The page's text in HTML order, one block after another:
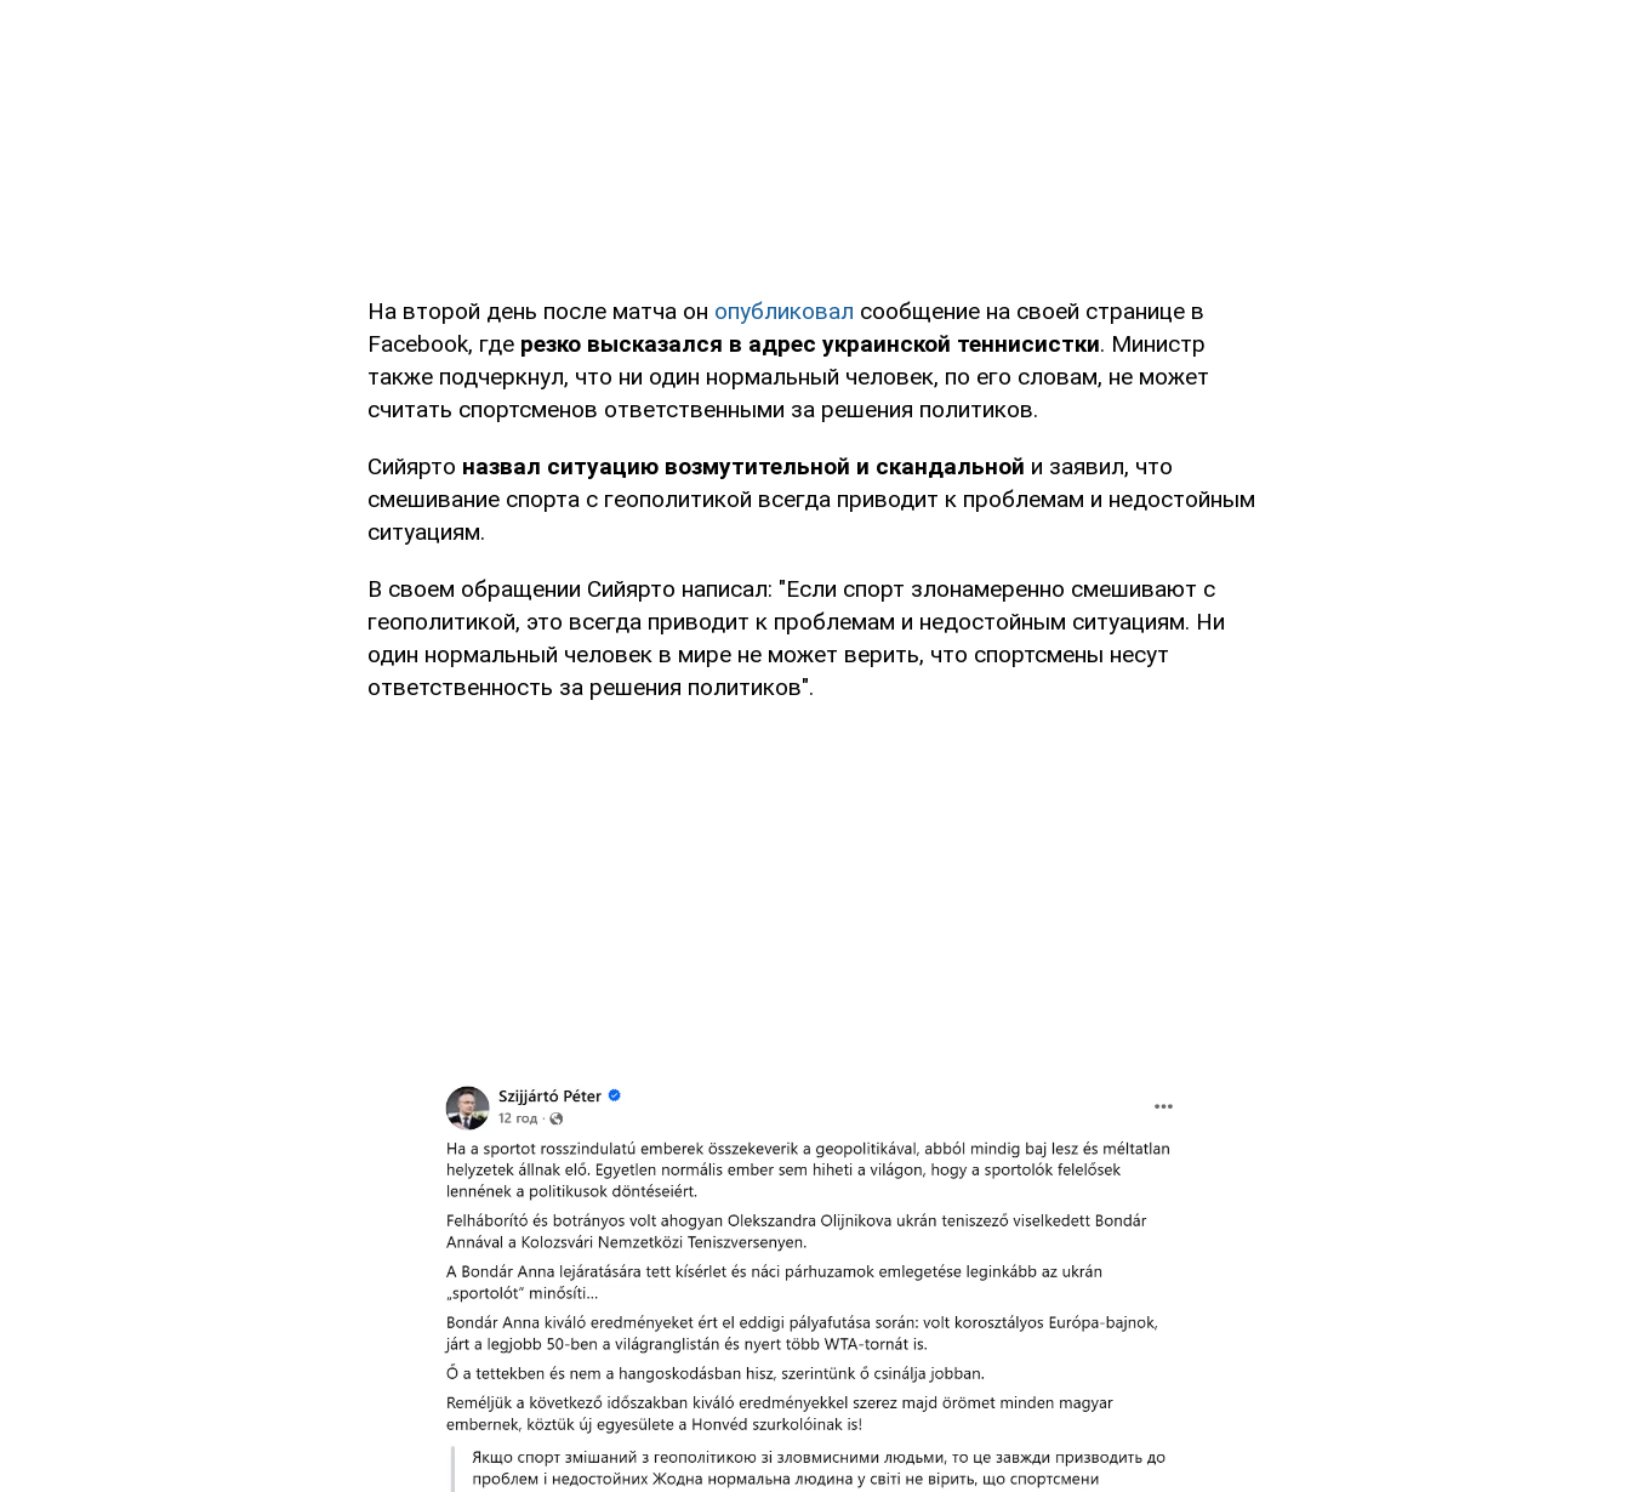
На второй день после матча он опубликовал сообщение на своей странице в
Facebook, где резко высказался в адрес украинской теннисистки. Министр
также подчеркнул, что ни один нормальный человек, по его словам, не может
считать спортсменов ответственными за решения политиков.
Сийярто назвал ситуацию возмутительной и скандальной и заявил, что
смешивание спорта с геополитикой всегда приводит к проблемам и недостойным
ситуациям.
В своем обращении Сийярто написал: "Если спорт злонамеренно смешивают с
геополитикой, это всегда приводит к проблемам и недостойным ситуациям. Ни
один нормальный человек в мире не может верить, что спортсмены несут
ответственность за решения политиков".